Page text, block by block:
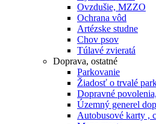
Ovzdušie, MZZO
Ochrana vôd
Artézske studne
Chov psov
Túlavé zvieratá
Doprava, ostatné
Parkovanie
Žiadosť o trvalé
Dopravné
Územný generel
Autobusové karty ,